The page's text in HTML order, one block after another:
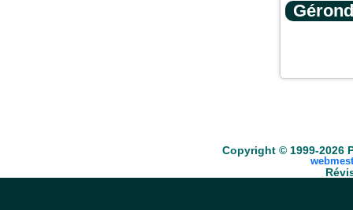
Copyright © 1999-2026